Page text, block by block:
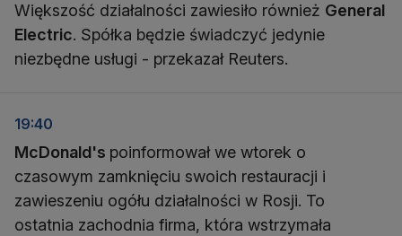
Większość działalności zawiesiło również General
Electric. Spółka będzie świadczyć jedynie
niezbędne usługi - przekazał Reuters.
19:40
McDonald's poinformował we wtorek o
czasowym zamknięciu swoich restauracji i
zawieszeniu ogółu działalności w Rosji. To
ostatnia zachodnia firma, która wstrzymała